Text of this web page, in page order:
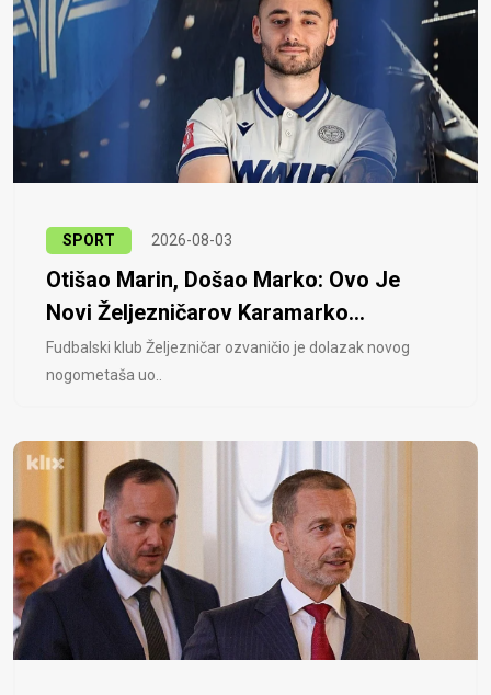
SPORT 2026-08-03
Otišao Marin, Došao Marko: Ovo Je
Novi Željezničarov Karamarko...
Fudbalski klub Željezničar ozvaničio je dolazak novog
nogometaša uo..